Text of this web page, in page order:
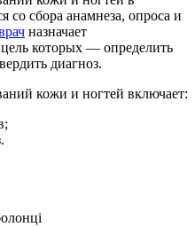
со сбора анамнеза, опроса и
назначает
которых — определить
диагноз.
кожи и ногтей включает: